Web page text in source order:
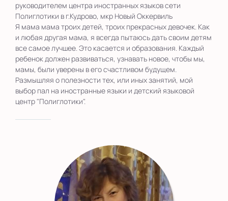
руководителем центра иностранных языков сети
Полиглотики в г.Кудрово, мкр Новый Оккервиль
Я мама мама троих детей, троих прекрасных девочек. Как
и любая другая мама, я всегда пытаюсь дать своим детям
все самое лучшее. Это касается и образования. Каждый
ребенок должен развиваться, узнавать новое, чтобы мы,
мамы, были уверены в его счастливом будущем.
Размышляя о полезности тех, или иных занятий, мой
выбор пал на иностранные языки и детский языковой
центр "Полиглотики".